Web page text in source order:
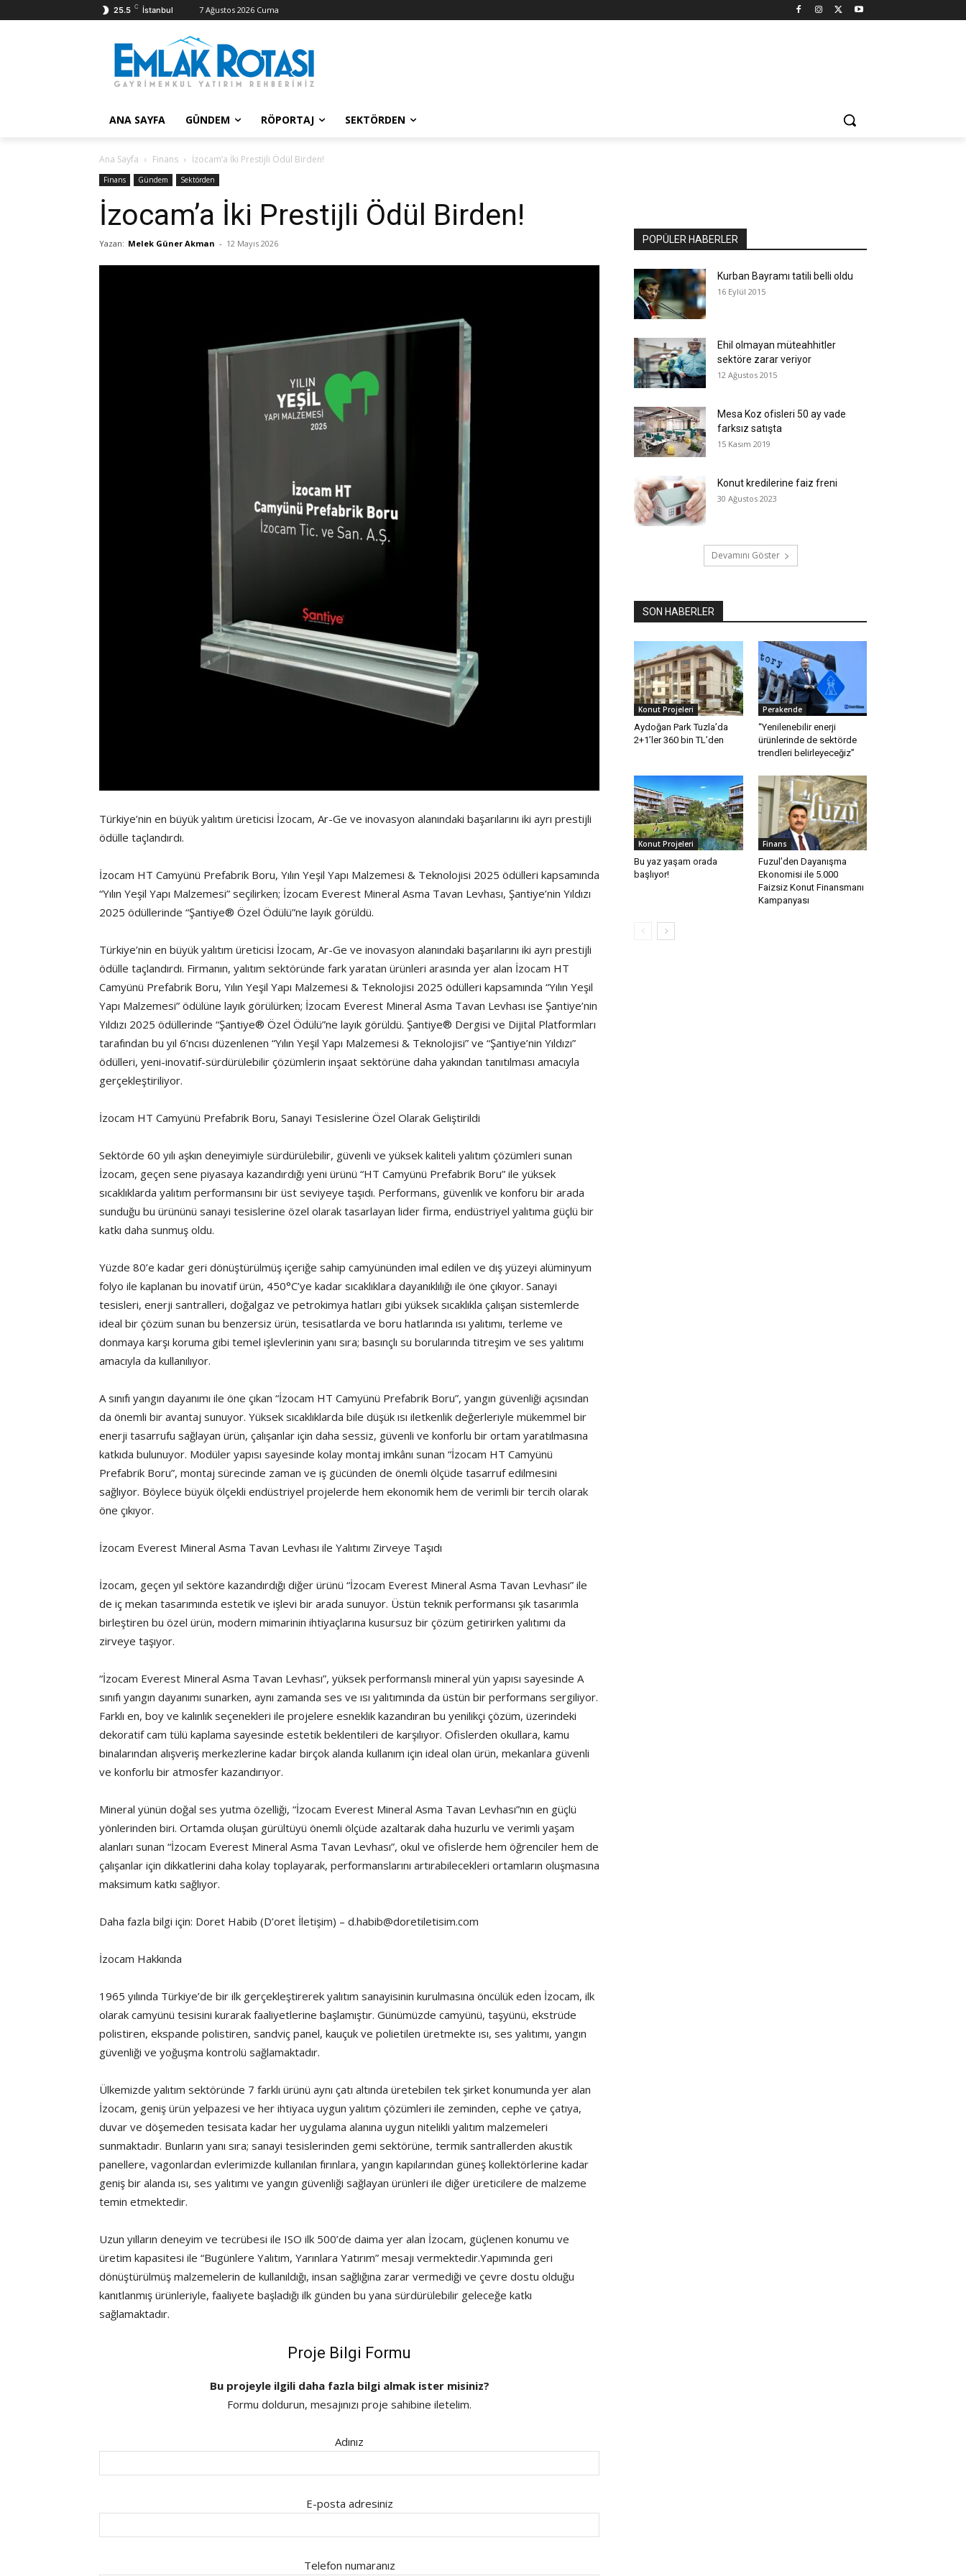
25.5 C İstanbul 7 Ağustos 2026 Cuma
ANA SAYFA GÜNDEM RÖPORTAJ SEKTÖRDEN
Ana Sayfa Finans İzocam’a İki Prestijli Ödül Birden!
Finans Gündem Sektörden
İzocam’a İki Prestijli Ödül Birden!
Yazan: Melek Güner Akman - 12 Mayıs 2026
Türkiye’nin en büyük yalıtım üreticisi İzocam, Ar-Ge ve inovasyon alanındaki başarılarını iki ayrı prestijli
ödülle taçlandırdı.
İzocam HT Camyünü Prefabrik Boru, Yılın Yeşil Yapı Malzemesi & Teknolojisi 2025 ödülleri kapsamında
“Yılın Yeşil Yapı Malzemesi” seçilirken; İzocam Everest Mineral Asma Tavan Levhası, Şantiye’nin Yıldızı
2025 ödüllerinde “Şantiye® Özel Ödülü”ne layık görüldü.
Türkiye’nin en büyük yalıtım üreticisi İzocam, Ar-Ge ve inovasyon alanındaki başarılarını iki ayrı prestijli
ödülle taçlandırdı. Firmanın, yalıtım sektöründe fark yaratan ürünleri arasında yer alan İzocam HT
Camyünü Prefabrik Boru, Yılın Yeşil Yapı Malzemesi & Teknolojisi 2025 ödülleri kapsamında “Yılın Yeşil
Yapı Malzemesi” ödülüne layık görülürken; İzocam Everest Mineral Asma Tavan Levhası ise Şantiye’nin
Yıldızı 2025 ödüllerinde “Şantiye® Özel Ödülü”ne layık görüldü. Şantiye® Dergisi ve Dijital Platformları
tarafından bu yıl 6’ncısı düzenlenen “Yılın Yeşil Yapı Malzemesi & Teknolojisi” ve “Şantiye’nin Yıldızı”
ödülleri, yeni-inovatif-sürdürülebilir çözümlerin inşaat sektörüne daha yakından tanıtılması amacıyla
gerçekleştiriliyor.
İzocam HT Camyünü Prefabrik Boru, Sanayi Tesislerine Özel Olarak Geliştirildi
Sektörde 60 yılı aşkın deneyimiyle sürdürülebilir, güvenli ve yüksek kaliteli yalıtım çözümleri sunan
İzocam, geçen sene piyasaya kazandırdığı yeni ürünü “HT Camyünü Prefabrik Boru” ile yüksek
sıcaklıklarda yalıtım performansını bir üst seviyeye taşıdı. Performans, güvenlik ve konforu bir arada
sunduğu bu ürününü sanayi tesislerine özel olarak tasarlayan lider firma, endüstriyel yalıtıma güçlü bir
katkı daha sunmuş oldu.
Yüzde 80’e kadar geri dönüştürülmüş içeriğe sahip camyününden imal edilen ve dış yüzeyi alüminyum
folyo ile kaplanan bu inovatif ürün, 450°C’ye kadar sıcaklıklara dayanıklılığı ile öne çıkıyor. Sanayi
tesisleri, enerji santralleri, doğalgaz ve petrokimya hatları gibi yüksek sıcaklıkla çalışan sistemlerde
ideal bir çözüm sunan bu benzersiz ürün, tesisatlarda ve boru hatlarında ısı yalıtımı, terleme ve
donmaya karşı koruma gibi temel işlevlerinin yanı sıra; basınçlı su borularında titreşim ve ses yalıtımı
amacıyla da kullanılıyor.
A sınıfı yangın dayanımı ile öne çıkan “İzocam HT Camyünü Prefabrik Boru”, yangın güvenliği açısından
da önemli bir avantaj sunuyor. Yüksek sıcaklıklarda bile düşük ısı iletkenlik değerleriyle mükemmel bir
enerji tasarrufu sağlayan ürün, çalışanlar için daha sessiz, güvenli ve konforlu bir ortam yaratılmasına
katkıda bulunuyor. Modüler yapısı sayesinde kolay montaj imkânı sunan “İzocam HT Camyünü
Prefabrik Boru”, montaj sürecinde zaman ve iş gücünden de önemli ölçüde tasarruf edilmesini
sağlıyor. Böylece büyük ölçekli endüstriyel projelerde hem ekonomik hem de verimli bir tercih olarak
öne çıkıyor.
İzocam Everest Mineral Asma Tavan Levhası ile Yalıtımı Zirveye Taşıdı
İzocam, geçen yıl sektöre kazandırdığı diğer ürünü “İzocam Everest Mineral Asma Tavan Levhası” ile
de iç mekan tasarımında estetik ve işlevi bir arada sunuyor. Üstün teknik performansı şık tasarımla
birleştiren bu özel ürün, modern mimarinin ihtiyaçlarına kusursuz bir çözüm getirirken yalıtımı da
zirveye taşıyor.
“İzocam Everest Mineral Asma Tavan Levhası”, yüksek performanslı mineral yün yapısı sayesinde A
sınıfı yangın dayanımı sunarken, aynı zamanda ses ve ısı yalıtımında da üstün bir performans sergiliyor.
Farklı en, boy ve kalınlık seçenekleri ile projelere esneklik kazandıran bu yenilikçi çözüm, üzerindeki
dekoratif cam tülü kaplama sayesinde estetik beklentileri de karşılıyor. Ofislerden okullara, kamu
binalarından alışveriş merkezlerine kadar birçok alanda kullanım için ideal olan ürün, mekanlara güvenli
ve konforlu bir atmosfer kazandırıyor.
Mineral yünün doğal ses yutma özelliği, “İzocam Everest Mineral Asma Tavan Levhası”nın en güçlü
yönlerinden biri. Ortamda oluşan gürültüyü önemli ölçüde azaltarak daha huzurlu ve verimli yaşam
alanları sunan “İzocam Everest Mineral Asma Tavan Levhası”, okul ve ofislerde hem öğrenciler hem de
çalışanlar için dikkatlerini daha kolay toplayarak, performanslarını artırabilecekleri ortamların oluşmasına
maksimum katkı sağlıyor.
Daha fazla bilgi için: Doret Habib (D’oret İletişim) – d.habib@doretiletisim.com
İzocam Hakkında
1965 yılında Türkiye’de bir ilk gerçekleştirerek yalıtım sanayisinin kurulmasına öncülük eden İzocam, ilk
olarak camyünü tesisini kurarak faaliyetlerine başlamıştır. Günümüzde camyünü, taşyünü, ekstrüde
polistiren, ekspande polistiren, sandviç panel, kauçuk ve polietilen üretmekte ısı, ses yalıtımı, yangın
güvenliği ve yoğuşma kontrolü sağlamaktadır.
Ülkemizde yalıtım sektöründe 7 farklı ürünü aynı çatı altında üretebilen tek şirket konumunda yer alan
İzocam, geniş ürün yelpazesi ve her ihtiyaca uygun yalıtım çözümleri ile zeminden, cephe ve çatıya,
duvar ve döşemeden tesisata kadar her uygulama alanına uygun nitelikli yalıtım malzemeleri
sunmaktadır. Bunların yanı sıra; sanayi tesislerinden gemi sektörüne, termik santrallerden akustik
panellere, vagonlardan evlerimizde kullanılan fırınlara, yangın kapılarından güneş kollektörlerine kadar
geniş bir alanda ısı, ses yalıtımı ve yangın güvenliği sağlayan ürünleri ile diğer üreticilere de malzeme
temin etmektedir.
Uzun yılların deneyim ve tecrübesi ile ISO ilk 500’de daima yer alan İzocam, güçlenen konumu ve
üretim kapasitesi ile “Bugünlere Yalıtım, Yarınlara Yatırım” mesajı vermektedir.Yapımında geri
dönüştürülmüş malzemelerin de kullanıldığı, insan sağlığına zarar vermediği ve çevre dostu olduğu
kanıtlanmış ürünleriyle, faaliyete başladığı ilk günden bu yana sürdürülebilir geleceğe katkı
sağlamaktadır.
Proje Bilgi Formu
Bu projeyle ilgili daha fazla bilgi almak ister misiniz?
Formu doldurun, mesajınızı proje sahibine iletelim.
Adınız
E-posta adresiniz
Telefon numaranız
POPÜLER HABERLER
Kurban Bayramı tatili belli oldu
16 Eylül 2015
Ehil olmayan müteahhitler
sektöre zarar veriyor
12 Ağustos 2015
Mesa Koz ofisleri 50 ay vade
farksız satışta
15 Kasım 2019
Konut kredilerine faiz freni
30 Ağustos 2023
Devamını Göster
SON HABERLER
Konut Projeleri
Aydoğan Park Tuzla’da
2+1’ler 360 bin TL’den
Perakende
“Yenilenebilir enerji
ürünlerinde de sektörde
trendleri belirleyeceğiz”
Konut Projeleri
Bu yaz yaşam orada
başlıyor!
Finans
Fuzul’den Dayanışma
Ekonomisi ile 5.000
Faizsiz Konut Finansmanı
Kampanyası